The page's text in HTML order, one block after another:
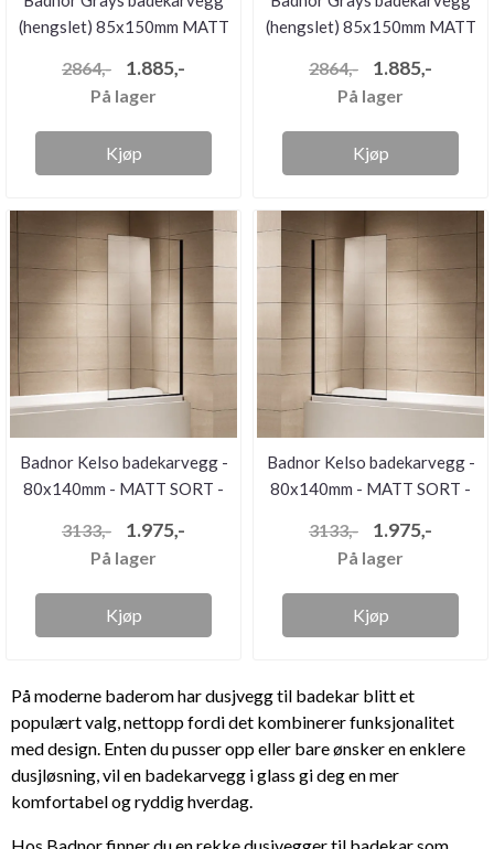
(hengslet) 85x150mm MATT
2864,- 1.885,-
På lager
Kjøp
(hengslet) 85x150mm MATT
2864,- 1.885,-
På lager
Kjøp
Badnor Kelso badekarvegg -
80x140mm - MATT SORT -
3133,- 1.975,-
På lager
Kjøp
Badnor Kelso badekarvegg -
80x140mm - MATT SORT -
3133,- 1.975,-
På lager
Kjøp
På moderne baderom har dusjvegg til badekar blitt et
populært valg, nettopp fordi det kombinerer funksjonalitet
med design. Enten du pusser opp eller bare ønsker en enklere
dusjløsning, vil en badekarvegg i glass gi deg en mer
komfortabel og ryddig hverdag.